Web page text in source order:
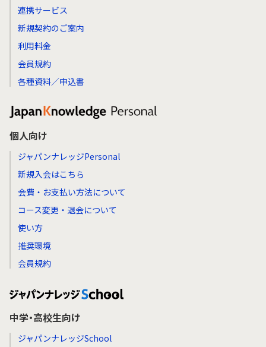
連携サービス
新規契約のご案内
利用料金
会員規約
各種資料／申込書
個人向け
ジャパンナレッジPersonal
新規入会はこちら
会費・お支払い方法について
コース変更・退会について
使い方
推奨環境
会員規約
中学・高校生向け
ジャパンナレッジSchool